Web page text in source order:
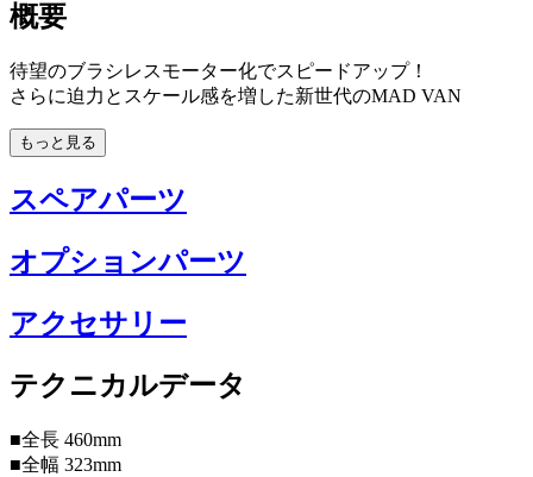
概要
待望のブラシレスモーター化でスピードアップ！
さらに迫力とスケール感を増した新世代のMAD VAN
もっと見る
スペアパーツ
オプションパーツ
アクセサリー
テクニカルデータ
■全長 460mm
■全幅 323mm